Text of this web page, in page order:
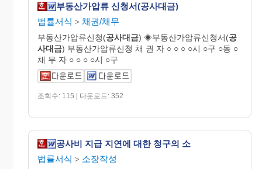
부동산가압류 신청서(공사대금)
법률서식 > 채권/채무
부동산가압류신청(공사대금) ◈부동산가압류신청서(공
사대금) 부동산가압류신청 채 권 자 ○ ○ ○ ○시 ○구 ○동 ○
채 무 자 ○ ○ ○ ○시 ○구
조회수: 115 | 다운로드: 352
공사비 지급 지연에 대한 청구의 소
법률서식 > 소장작성